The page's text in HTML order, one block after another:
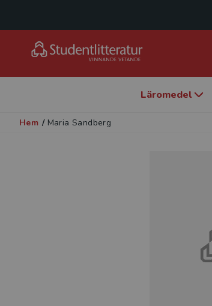
Läromedel
Hem / Maria Sandberg